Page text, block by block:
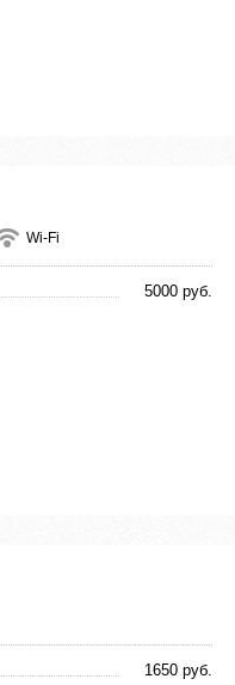
Wi-Fi
5000 руб.
1650 руб.